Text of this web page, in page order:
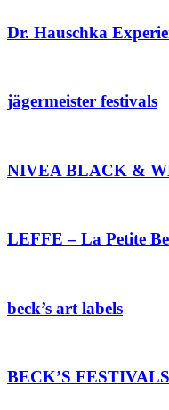
Dr. Hauschka
jägermeister festivals
NIVEA BLACK &
LEFFE – La Petite
beck’s art labels
BECK’S FESTIVALS